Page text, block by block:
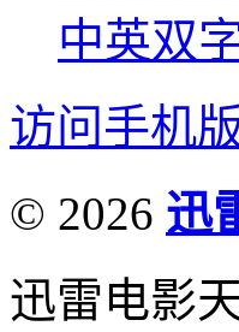
中英双
访问手机
© 2026 迅
迅雷电影